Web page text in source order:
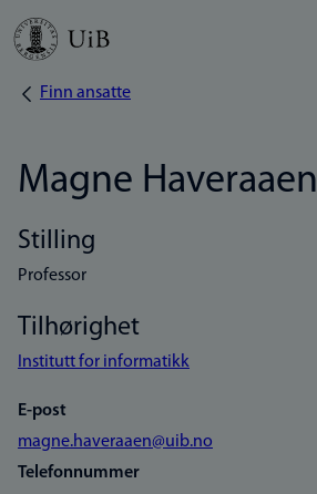
Hopp
Navigasjonssti
Finn ansatte
Magne Haveraaen
Stilling
Professor
Tilhørighet
Institutt for informatikk
E-post
magne.haveraaen@uib.no
Telefonnummer